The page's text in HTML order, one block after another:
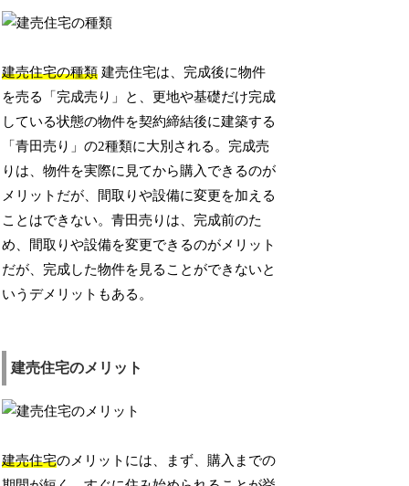
建売住宅の種類 建売住宅は、完成後に物件
を売る「完成売り」と、更地や基礎だけ完成
している状態の物件を契約締結後に建築する
「青田売り」の2種類に大別される。完成売
りは、物件を実際に見てから購入できるのが
メリットだが、間取りや設備に変更を加える
ことはできない。青田売りは、完成前のた
め、間取りや設備を変更できるのがメリット
だが、完成した物件を見ることができないと
いうデメリットもある。
建売住宅のメリット
建売住宅のメリットには、まず、購入までの